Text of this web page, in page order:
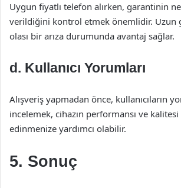
Uygun fiyatlı telefon alırken, garantinin
verildiğini kontrol etmek önemlidir. Uzun
olası bir arıza durumunda avantaj sağlar.
d. Kullanıcı Yorumları
Alışveriş yapmadan önce, kullanıcıların
incelemek, cihazın performansı ve
edinmenize yardımcı olabilir.
5. Sonuç